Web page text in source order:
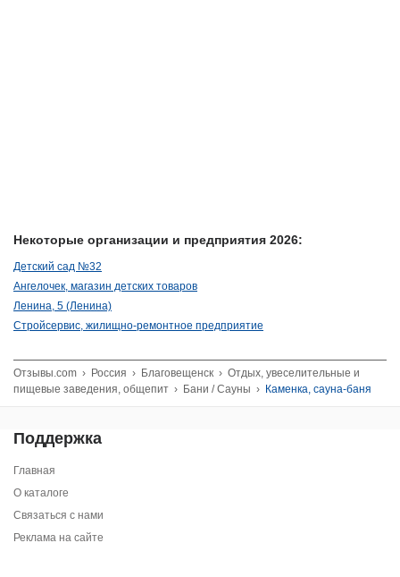
Некоторые организации и предприятия 2026:
Детский сад №32
Ангелочек, магазин детских товаров
Ленина, 5 (Ленина)
Стройсервис, жилищно-ремонтное предприятие
Отзывы.com › Россия › Благовещенск › Отдых, увеселительные и
пищевые заведения, общепит › Бани / Сауны › Каменка, сауна-баня
Поддержка
Главная
О каталоге
Связаться с нами
Реклама на сайте